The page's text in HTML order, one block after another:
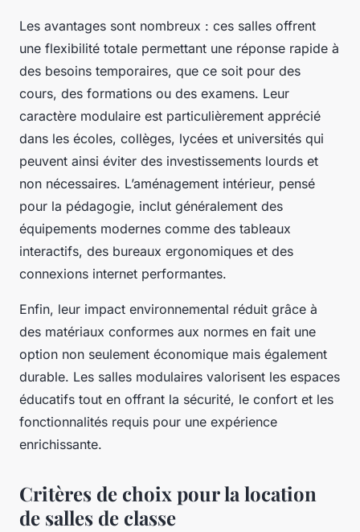
Les avantages sont nombreux : ces salles offrent
une flexibilité totale permettant une réponse rapide à
des besoins temporaires, que ce soit pour des
cours, des formations ou des examens. Leur
caractère modulaire est particulièrement apprécié
dans les écoles, collèges, lycées et universités qui
peuvent ainsi éviter des investissements lourds et
non nécessaires. L’aménagement intérieur, pensé
pour la pédagogie, inclut généralement des
équipements modernes comme des tableaux
interactifs, des bureaux ergonomiques et des
connexions internet performantes.
Enfin, leur impact environnemental réduit grâce à
des matériaux conformes aux normes en fait une
option non seulement économique mais également
durable. Les salles modulaires valorisent les espaces
éducatifs tout en offrant la sécurité, le confort et les
fonctionnalités requis pour une expérience
enrichissante.
Critères de choix pour la location
de salles de classe